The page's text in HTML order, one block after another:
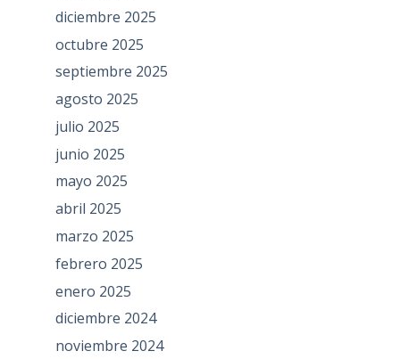
diciembre 2025
octubre 2025
septiembre 2025
agosto 2025
julio 2025
junio 2025
mayo 2025
abril 2025
marzo 2025
febrero 2025
enero 2025
diciembre 2024
noviembre 2024